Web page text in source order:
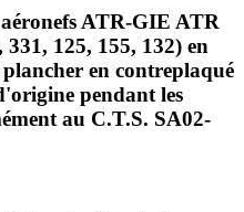
ATR-GIE ATR
125, 155, 132) en
en contreplaqué
pendant les
au C.T.S. SA02-